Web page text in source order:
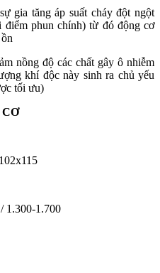
gia tăng áp suất cháy đột ngột
phun chính) từ đó động cơ
nồng độ các chất gây ô nhiễm
khí độc này sinh ra chủ yếu
tối ưu)
1.300-1.700